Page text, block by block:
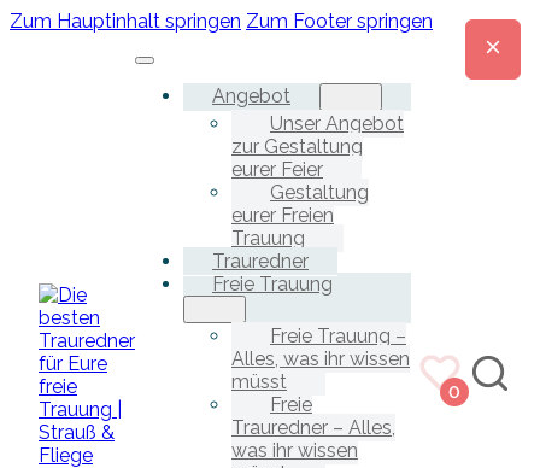
Zum Hauptinhalt springen Zum Footer springen
Angebot
Unser Angebot
zur Gestaltung
eurer Feier
Gestaltung
eurer Freien
Trauung
Trauredner
Freie Trauung
Freie Trauung –
Alles, was ihr wissen
müsst
Freie
Trauredner – Alles,
was ihr wissen
0